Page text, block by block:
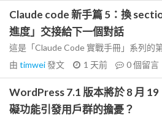
Claude code 新手篇 5：換
進度」交接給下一個對話
這是「Claude Code 實戰手冊」系列的
由 timwei發文 1 天前 0個留言
WordPress 7.1 版本將於 8 月
礙功能引發用戶群的擔憂？